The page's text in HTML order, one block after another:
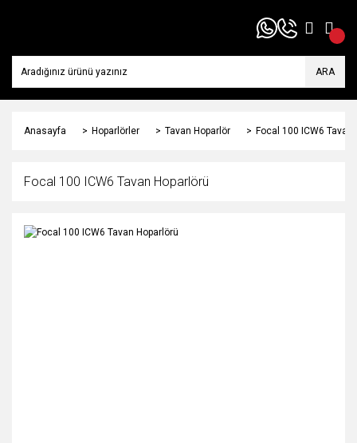
ARA
Anasayfa Hoparlörler Tavan Hoparlör Focal 100 ICW6 Tavan
Focal 100 ICW6 Tavan Hoparlörü